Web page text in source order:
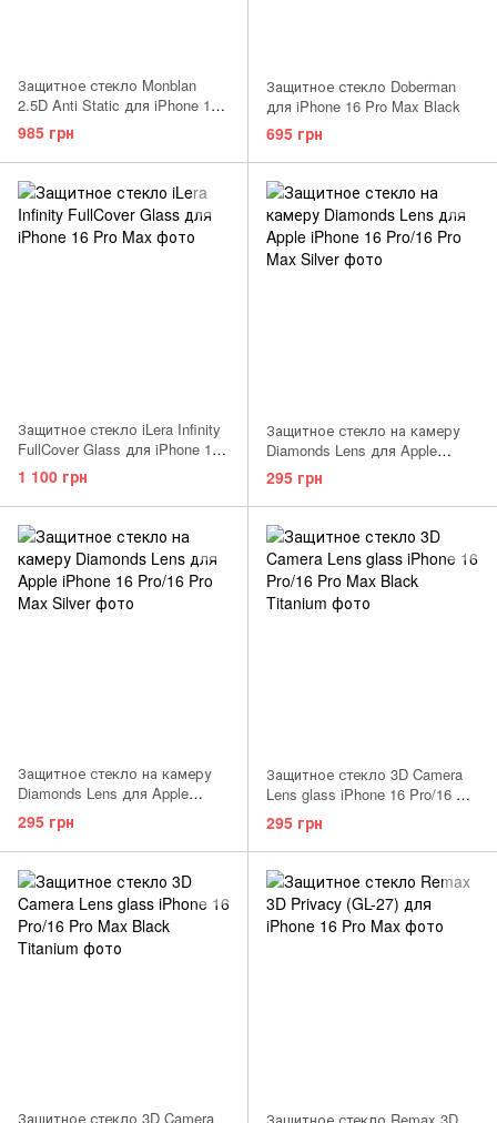
Защитное стекло Monblan
2.5D Anti Static для iPhone 16
Pro Max Black
985 грн
Защитное стекло Doberman
для iPhone 16 Pro Max Black
695 грн
Защитное стекло iLera Infinity
FullCover Glass для iPhone 16
Pro Max
1 100 грн
Защитное стекло на камеру
Diamonds Lens для Apple
iPhone 16 Pro/16 Pro Max White
295 грн
Защитное стекло на камеру
Diamonds Lens для Apple
iPhone 16 Pro/16 Pro Max Silver
295 грн
Защитное стекло 3D Camera
Lens glass iPhone 16 Pro/16 Pro
Max Black Titanium
295 грн
Защитное стекло 3D Camera Защитное стекло Remax 3D